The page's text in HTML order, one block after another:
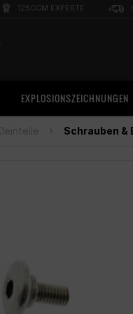
125CCM EXPERTE
EXPLOSIONSZEICHNUNGEN
Schrauben &